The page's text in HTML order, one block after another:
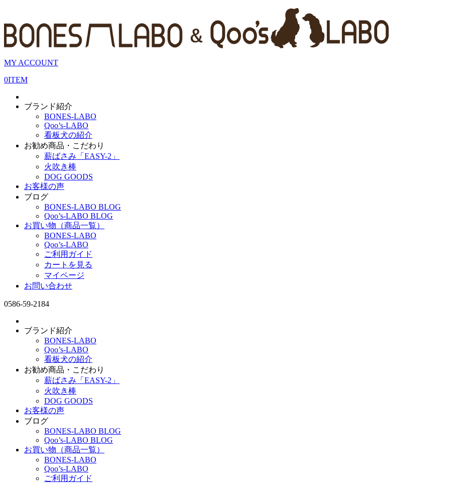
MY ACCOUNT
0ITEM
ブランド紹介
BONES-LABO
Qoo’s-LABO
看板犬の紹介
お勧め商品・こだわり
薪ばさみ「EASY-2」
火吹き棒
DOG GOODS
お客様の声
ブログ
BONES-LABO BLOG
Qoo’s-LABO BLOG
お買い物（商品一覧）
BONES-LABO
Qoo’s-LABO
ご利用ガイド
カートを見る
マイページ
お問い合わせ
0586-59-2184
ブランド紹介
BONES-LABO
Qoo’s-LABO
看板犬の紹介
お勧め商品・こだわり
薪ばさみ「EASY-2」
火吹き棒
DOG GOODS
お客様の声
ブログ
BONES-LABO BLOG
Qoo’s-LABO BLOG
お買い物（商品一覧）
BONES-LABO
Qoo’s-LABO
ご利用ガイド